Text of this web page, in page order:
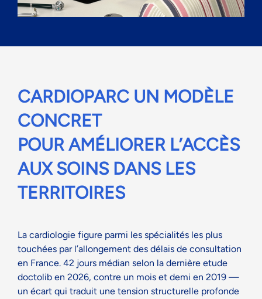
CARDIOPARC UN MODÈLE
CONCRET
POURAMÉLIORER L’ACCÈS
AUX SOINS DANS LES
TERRITOIRES
La cardiologie figure parmi les spécialités les plus
touchées par l’allongement des délais de consultation
en France. 42 jours médian selon la dernière etude
doctolib en 2026, contre un mois et demi en 2019 —
un écart qui traduit une tension structurelle profonde